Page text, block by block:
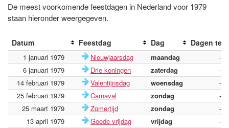
De meest voorkomende feestdagen in Nederland voor 1979
staan hieronder weergegeven.
Datum Feestdag Dag Dagen te
1 januari 1979 Nieuwjaarsdag maandag
-
6 januari 1979
Drie koningen zaterdag
-
14 februari 1979
Valentijnsdag woensdag
-
25 februari 1979
Carnaval zondag
-
25 maart 1979
Zomertijd zondag
-
13 april 1979
Goede vrijdag vrijdag
-